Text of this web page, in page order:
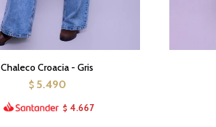
Chaleco Croacia - Gris
$ 5.490
$ 4.667